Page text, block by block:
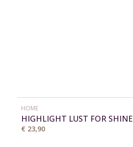
HOME
HIGHLIGHT LUST FOR SHINE
€ 23,90